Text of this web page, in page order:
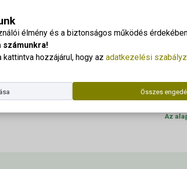
élmény és a biztonságos működés
számunkra!
hozzájárul, hogy az adatkezelési
Összes
program 2024
E-
Az